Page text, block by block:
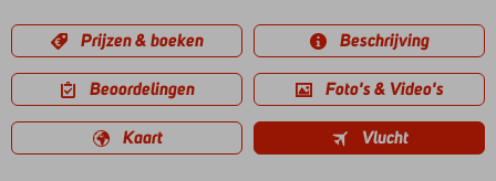
Prijzen & boeken Beschrijving
Beoordelingen Foto's & Video's
Kaart Vlucht